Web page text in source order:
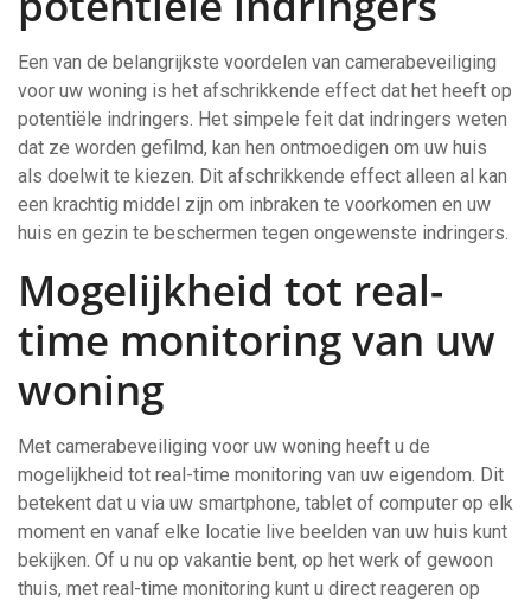
Een van de belangrijkste voordelen van camerabeveiliging
voor uw woning is het afschrikkende effect dat het heeft op
potentiële indringers. Het simpele feit dat indringers weten
dat ze worden gefilmd, kan hen ontmoedigen om uw huis
als doelwit te kiezen. Dit afschrikkende effect alleen al kan
een krachtig middel zijn om inbraken te voorkomen en uw
huis en gezin te beschermen tegen ongewenste indringers.
Mogelijkheid tot real-
time monitoring van uw
woning
Met camerabeveiliging voor uw woning heeft u de
mogelijkheid tot real-time monitoring van uw eigendom. Dit
betekent dat u via uw smartphone, tablet of computer op elk
moment en vanaf elke locatie live beelden van uw huis kunt
bekijken. Of u nu op vakantie bent, op het werk of gewoon
thuis, met real-time monitoring kunt u direct reageren op